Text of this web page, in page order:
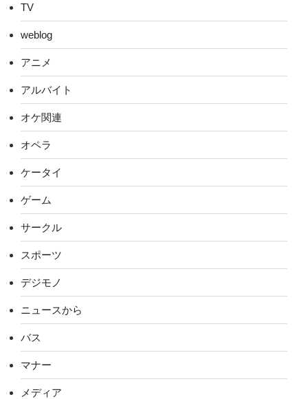
TV
weblog
アニメ
アルバイト
オケ関連
オペラ
ケータイ
ゲーム
サークル
スポーツ
デジモノ
ニュースから
バス
マナー
メディア